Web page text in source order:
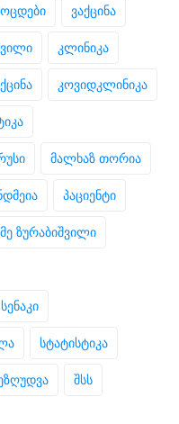
ვაქცინა
კლინიკა
კოვიდკლინიკა
მალხაზ თორია
პაციენტი
ზურაბიშვილი
სენაკი
სტატისტიკა
შსს